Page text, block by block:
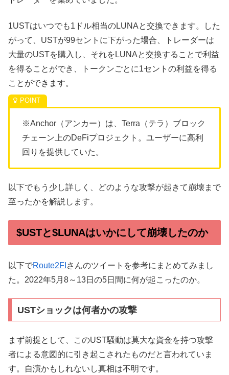
1USTはいつでも1ドル相当のLUNAと交換できます。した
がって、USTが99セントに下がった場合、トレーダーは
大量のUSTを購入し、それをLUNAと交換することで利益
を得ることができ、トークンごとに1セントの利益を得る
ことができます。
※Anchor（アンカー）は、Terra（テラ）ブロック
チェーン上のDeFiプロジェクト。ユーザーに高利
回りを提供していた。
以下でもう少し詳しく、どのような攻撃が起きて崩壊まで
至ったかを解説します。
$USTと$LUNAはいかにして崩壊したのか
以下でRoute2FI さんのツイートを参考にまとめてみまし
た。2022年5月8～13日の5日間に何が起こったのか。
USTショックは何者かの攻撃
まず前提として、このUST騒動は莫大な資金を持つ攻撃
者による意図的に引き起こされたものだと言われていま
す。自演かもしれないし真相は不明です。